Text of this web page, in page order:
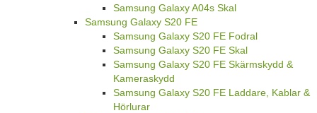
Samsung Galaxy A04s Skal
Samsung Galaxy S20 FE
Samsung Galaxy S20 FE Fodral
Samsung Galaxy S20 FE Skal
Samsung Galaxy S20 FE Skärmskydd &
Kameraskydd
Samsung Galaxy S20 FE Laddare, Kablar &
Hörlurar